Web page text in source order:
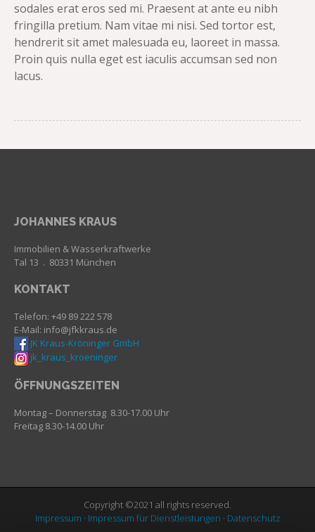
sodales erat eros sed mi. Praesent at ante eu nibh
fringilla pretium. Nam vitae mi nisi. Sed tortor est,
hendrerit sit amet malesuada eu, laoreet in massa.
Proin quis nulla eget est iaculis accumsan sed non
lacus.
JOHANNES KRAUS
Immobilien & Wasserkraftwerke
Tal 13 . 80331 München
KONTAKT
Telefon: +49 89 222 578
E-Mail: info@jfkkraus.de
JK Kraus-Kröninger GmbH
jk_kraus_kroeninger
ÖFFNUNGSZEITEN
Montag – Donnerstag 8.30-17.00 Uhr
Freitag 8.30-14.00 Uhr
Copyright ©2021 all rights reserved.
Impressum · Impressum für Dienstleistungen · Datenschutz